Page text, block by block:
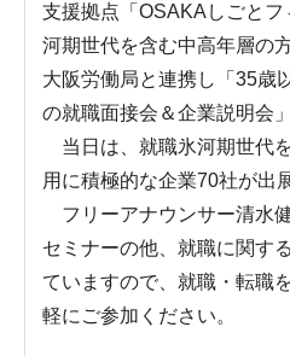
支援拠点「OSAKAしごと
河期世代を含む中高年層の
大阪労働局と連携し「35歳
の就職面接会＆企業説明会
当日は、就職氷河期世代
用に積極的な企業70社が出
フリーアナウンサー清水
セミナーの他、就職に関す
ていますので、就職・転職
軽にご参加ください。